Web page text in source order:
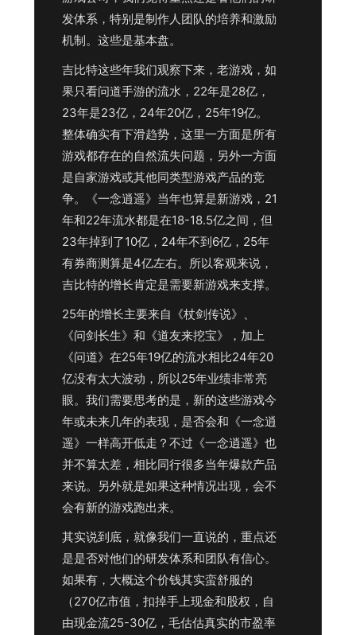
发体系，特别是制作人团队的培养和激励
机制。这些是基本盘。
吉比特这些年我们观察下来，老游戏，如
果只看问道手游的流水，22年是28亿，
23年是23亿，24年20亿，25年19亿。
整体确实有下滑趋势，这里一方面是所有
游戏都存在的自然流失问题，另外一方面
是自家游戏或其他同类型游戏产品的竞
争。《一念逍遥》当年也算是新游戏，21
年和22年流水都是在18-18.5亿之间，但
23年掉到了10亿，24年不到6亿，25年
有券商测算是4亿左右。所以客观来说，
吉比特的增长肯定是需要新游戏来支撑。
25年的增长主要来自《杖剑传说》、
《问剑长生》和《道友来挖宝》，加上
《问道》在25年19亿的流水相比24年20
亿没有太大波动，所以25年业绩非常亮
眼。我们需要思考的是，新的这些游戏今
年或未来几年的表现，是否会和《一念逍
遥》一样高开低走？不过《一念逍遥》也
并不算太差，相比同行很多当年爆款产品
来说。另外就是如果这种情况出现，会不
会有新的游戏跑出来。
其实说到底，就像我们一直说的，重点还
是是否对他们的研发体系和团队有信心。
如果有，大概这个价钱其实蛮舒服的
（270亿市值，扣掉手上现金和股权，自
由现金流25-30亿，毛估估真实的市盈率